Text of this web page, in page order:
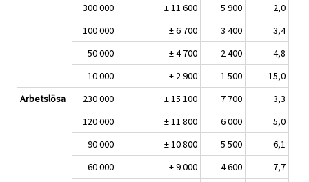
300 000
± 11 600 5 900
2,0
100 000
± 6 700 3 400
3,4
50 000
± 4 700 2 400
4,8
10 000
± 2 900 1 500
15,0
Arbetslösa
230 000 ± 15 100 7 700
3,3
120 000
± 11 800 6 000
5,0
90 000
± 10 800 5 500
6,1
60 000
± 9 000 4 600
7,7